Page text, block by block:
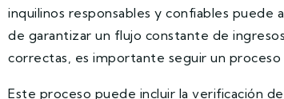
inquilinos responsables y confiables puede
de garantizar un flujo constante de
correctas, es importante seguir un proceso
Este proceso puede incluir la verificación